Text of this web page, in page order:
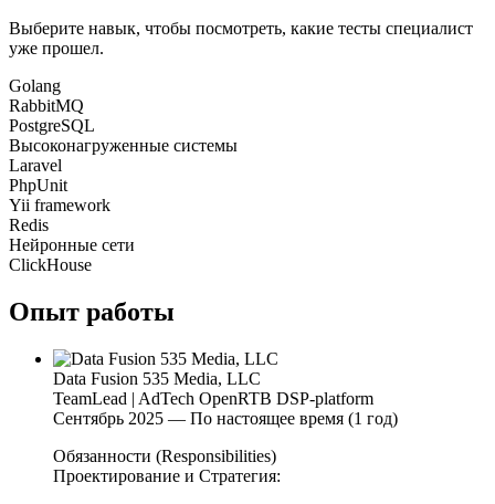
Выберите навык, чтобы посмотреть, какие тесты специалист
уже прошел.
Golang
RabbitMQ
PostgreSQL
Высоконагруженные системы
Laravel
PhpUnit
Yii framework
Redis
Нейронные сети
ClickHouse
Опыт работы
Data Fusion 535 Media, LLC
TeamLead | AdTech OpenRTB DSP-platform
Сентябрь 2025 — По настоящее время (1 год)
Обязанности (Responsibilities)
Проектирование и Стратегия: